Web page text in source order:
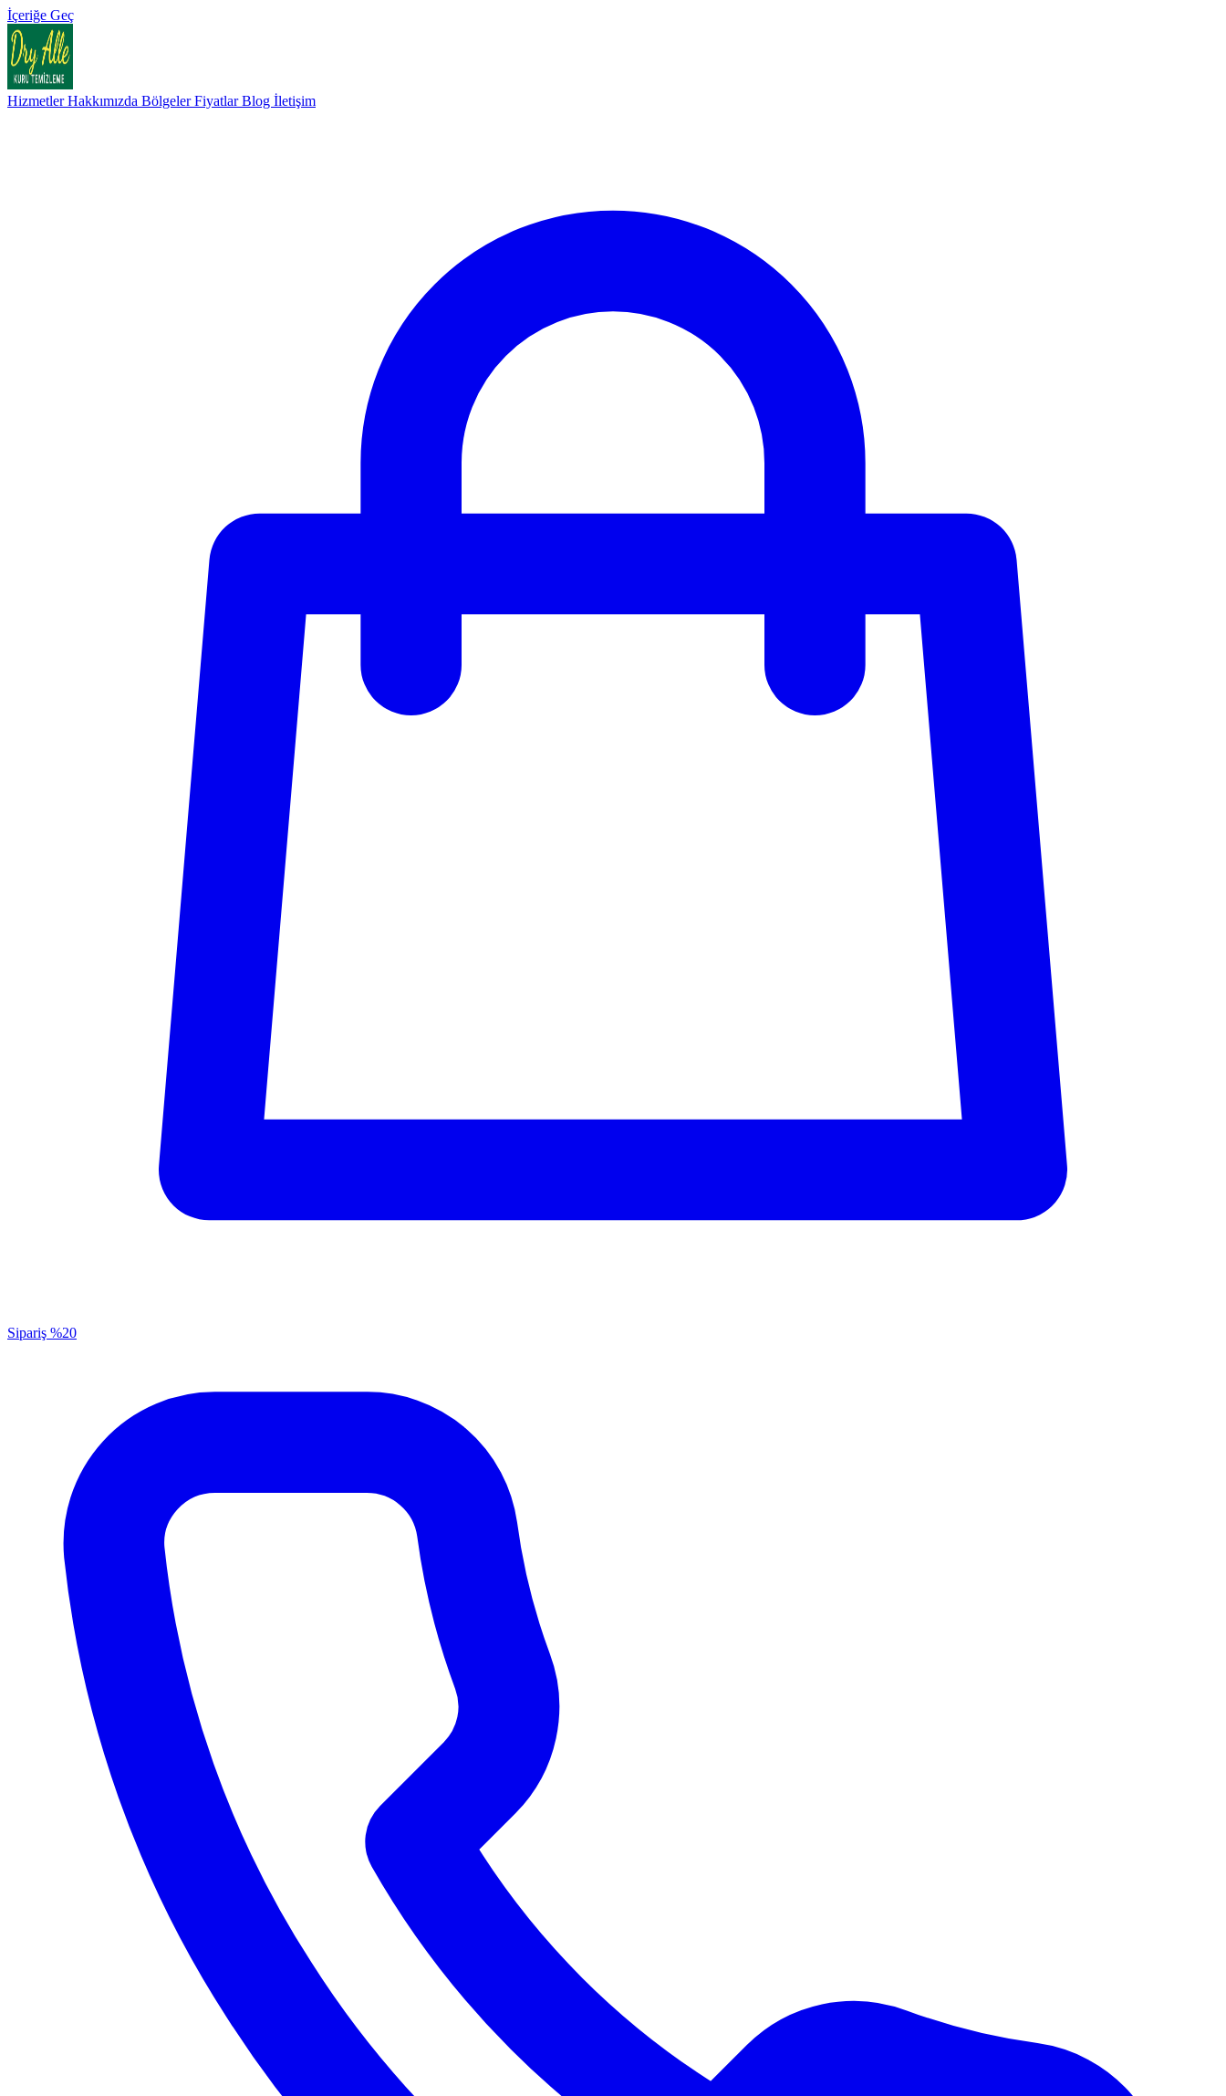
İçeriğe Geç
HizmetlerHakkımızda BölgelerFiyatlarBlog İletişim
Sipariş %20